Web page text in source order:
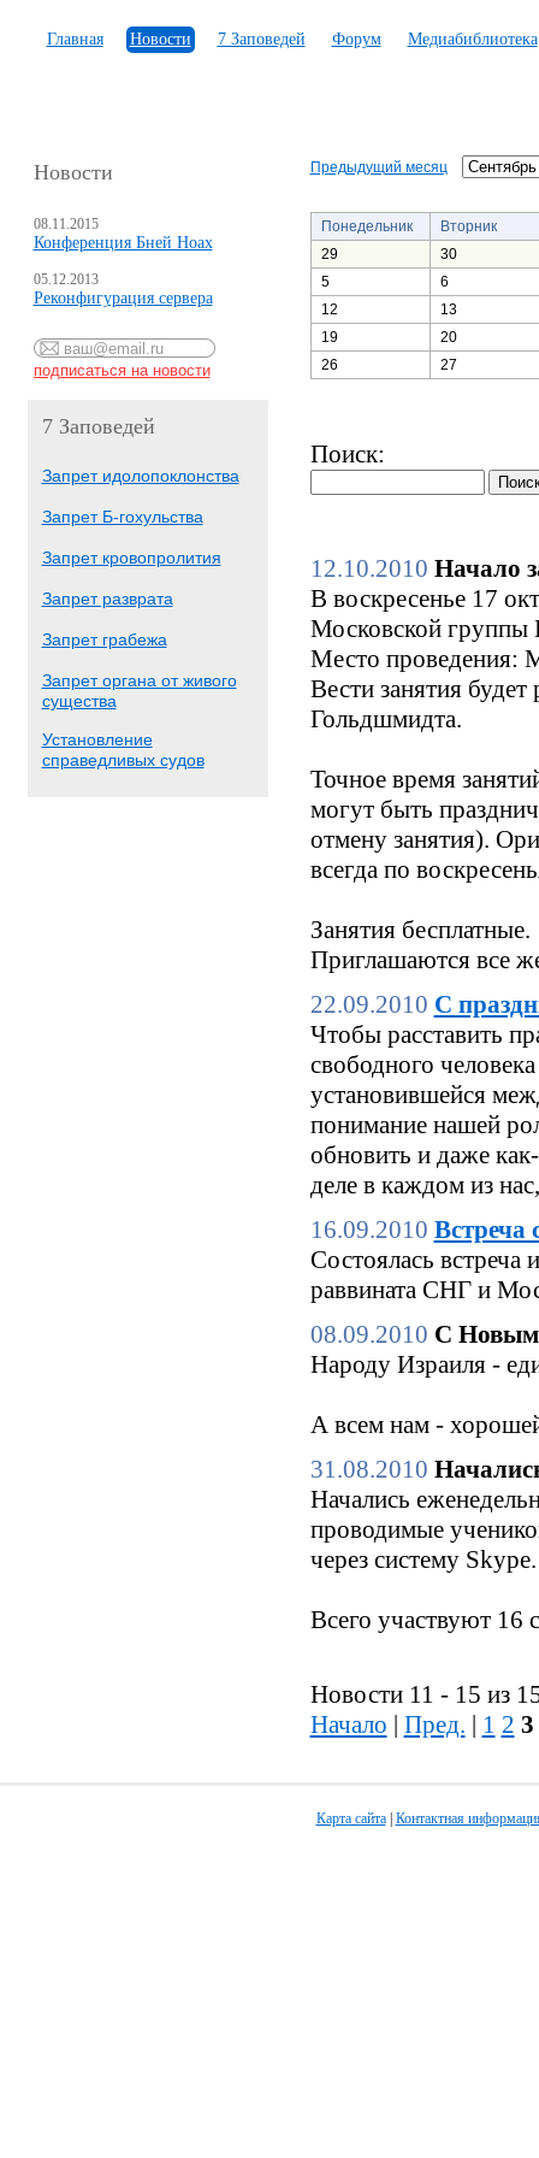
Главная Новости 7 Заповедей Форум Медиабиблиотека
Новости
08.11.2015
Конференция Бней Ноах
05.12.2013
Реконфигурация сервера
7 Заповедей
Запрет идолопоклонства
Запрет Б-гохульства
Запрет кровопролития
Запрет разврата
Запрет грабежа
Запрет органа от живого
существа
Установление
справедливых судов
Предыдущий месяц
Понедельник
Вторник
29
30
5
6
12
13
19
20
26
27
Поиск:
12.10.2010 Начало
В воскресенье 17
Московской группы
Место проведения:
Вести занятия
Гольдшмидта.
Точное время
могут быть
отмену занятия).
всегда по
Занятия бесплатные.
Приглашаются все
22.09.2010 С
Чтобы расставить
свободного
установившейся
понимание нашей
обновить и даже
деле в каждом из
16.09.2010 Встреча
Состоялась
раввината СНГ и
08.09.2010 С Новым
Народу Израиля -
А всем нам -
31.08.2010
Начались
проводимые
через систему Skype.
Всего участвуют 16
Новости 11 - 15 из
Начало | Пред. | 1 2 3
Карта сайта| Контактная